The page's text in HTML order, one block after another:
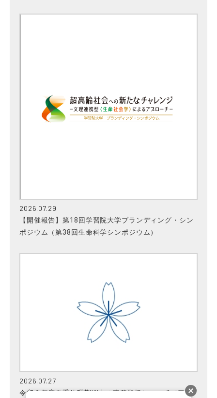
2026.07.29
【開催報告】第18回学習院大学ブランディング・シン
ポジウム（第38回生命科学シンポジウム）
2026.07.27
令和８年度夏季休暇期間中の事務取扱について（アド